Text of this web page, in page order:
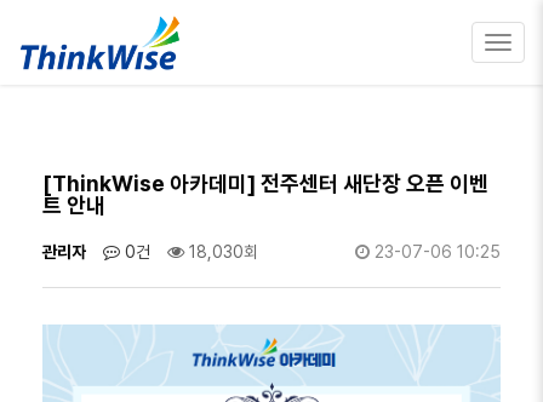
[ThinkWise 아카데미] 전주센터 새단장 오픈 이벤
트 안내
관리자 0건 18,030회 23-07-06 10:25